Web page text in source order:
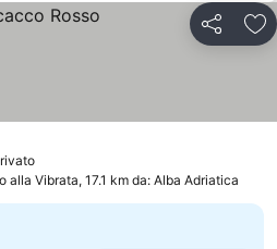
Condividi
alla Vibrata, 17.1 km da: Alba Adriatica